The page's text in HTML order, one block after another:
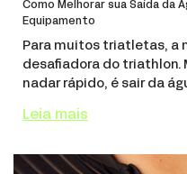
Como Melhorar sua Saída da
Equipamento
Para muitos triatletas, a
desafiadora do triathlon.
nadar rápido, é sair da
Leia mais